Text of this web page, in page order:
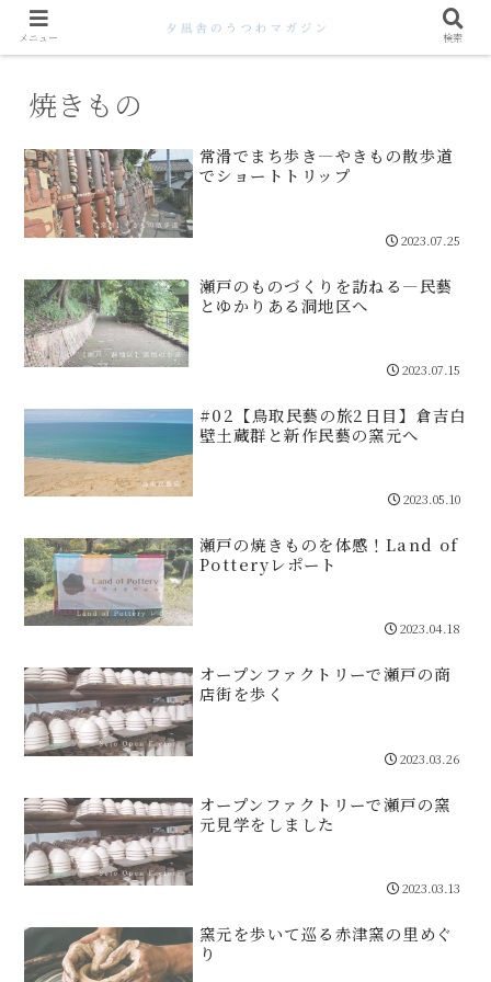
焼きもの
常滑でまち歩き―やきもの散歩道
でショートトリップ
2023.07.25
瀬戸のものづくりを訪ねる―民藝
とゆかりある洞地区へ
2023.07.15
#02【鳥取民藝の旅2日目】倉吉白
壁土蔵群と新作民藝の窯元へ
2023.05.10
瀬戸の焼きものを体感！Land of
Potteryレポート
2023.04.18
オープンファクトリーで瀬戸の商
店街を歩く
2023.03.26
オープンファクトリーで瀬戸の窯
元見学をしました
2023.03.13
窯元を歩いて巡る赤津窯の里めぐ
り
メニュー 検索